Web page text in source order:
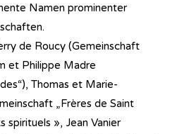
Namen prominenter
de Roucy (Gemeinschaft
et Philippe Madre
Thomas et Marie-
„Frères de Saint
spirituels », Jean Vanier